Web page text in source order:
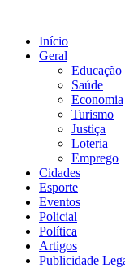
conteúdo
Início
Geral
Educação
Saúde
Economia
Turismo
Justiça
Loteria
Emprego
Cidades
Esporte
Eventos
Policial
Política
Artigos
Publicidade